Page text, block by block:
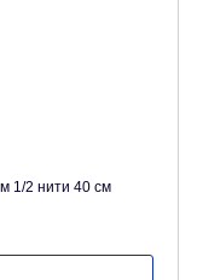
1/2 нити 40 см